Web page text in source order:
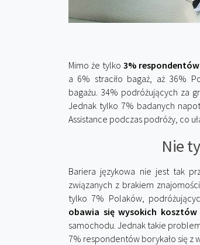
Mimo że tylko 3%
a 6% straciło bagaż, aż 36%
bagażu. 34% podróżujących za
Jednak tylko 7% badanych
Assistance podczas podróży, co
Nie
Bariera językowa nie jest tak
związanych z brakiem
tylko 7% Polaków,
obawia się wysokich
samochodu. Jednak takie
7% respondentów borykało się z